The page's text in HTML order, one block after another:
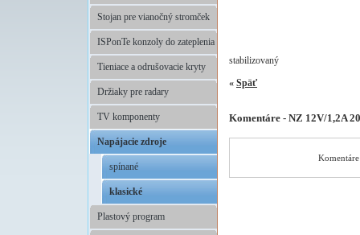
Stojan pre vianočný stromček
ISPonTe konzoly do zateplenia
Tieniace a odrušovacie kryty
Držiaky pre radary
TV komponenty
Napájacie zdroje
spínané
klasické
Plastový program
stabilizovaný
« Späť
Komentáre - NZ 12V/1,2A